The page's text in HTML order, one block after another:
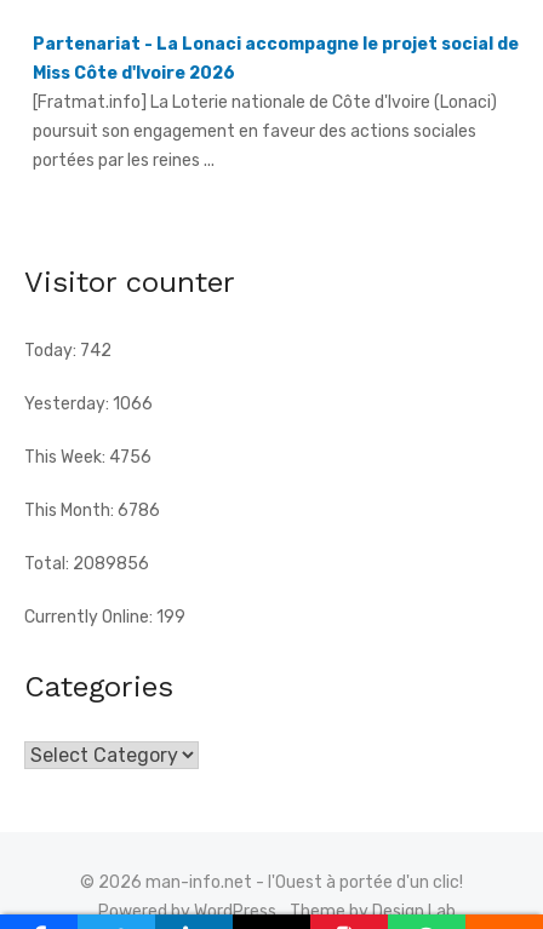
poursuit son engagement en faveur des actions sociales
portées par les reines ...
Grand-Bassam - Le Réseau des jeunes cadres du Sud-
dirigé par Eliame Niamkey, a remis, le jeudi 6 août 2026, au ...
Visitor counter
Today: 742
Yesterday: 1066
This Week: 4756
This Month: 6786
Total: 2089856
Currently Online: 199
Categories
Categories
© 2026 man-info.net - l'Ouest à portée d'un clic!
Powered by WordPress
Theme by Design Lab